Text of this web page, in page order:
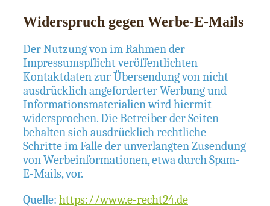
Widerspruch gegen Werbe-E-Mails
Der Nutzung von im Rahmen der
Impressumspflicht veröffentlichten
Kontaktdaten zur Übersendung von nicht
ausdrücklich angeforderter Werbung und
Informationsmaterialien wird hiermit
widersprochen. Die Betreiber der Seiten
behalten sich ausdrücklich rechtliche
Schritte im Falle der unverlangten Zusendung
von Werbeinformationen, etwa durch Spam-
E-Mails, vor.
Quelle: https://www.e-recht24.de